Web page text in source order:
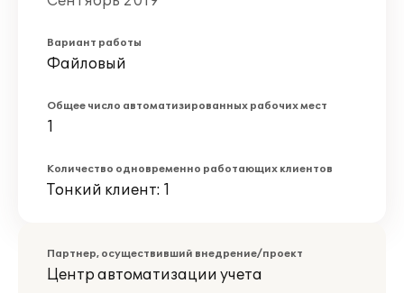
Вариант работы
Файловый
Общее число автоматизированных рабочих мест
1
Количество одновременно работающих клиентов
Тонкий клиент: 1
Партнер, осуществивший внедрение/проект
Центр автоматизации учета